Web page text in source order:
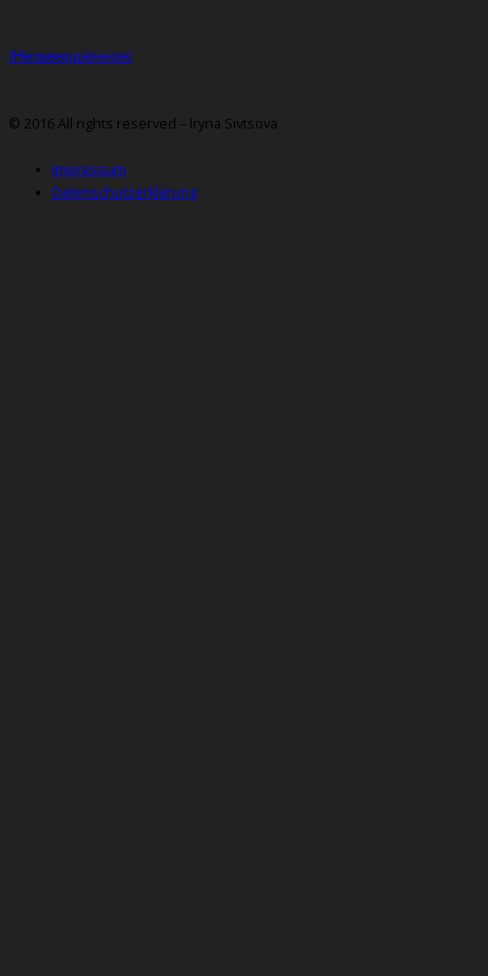
(Незавершённое)
© 2016 All rights reserved – Iryna Sivtsova
Impressum
Datenschutzerklärung